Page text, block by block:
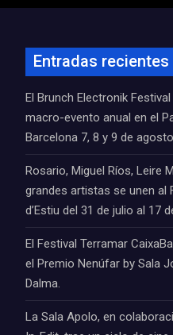
Entradas recientes
El Brunch Electronik
macro-evento anual en el
Barcelona 7, 8 y 9 de
Rosario, Miguel Ríos, Leire
grandes artistas se unen al
d’Estiu del 31 de julio al 17
El Festival Terramar
el Premio Nenúfar by Sala
Dalma.
La Sala Apolo, en